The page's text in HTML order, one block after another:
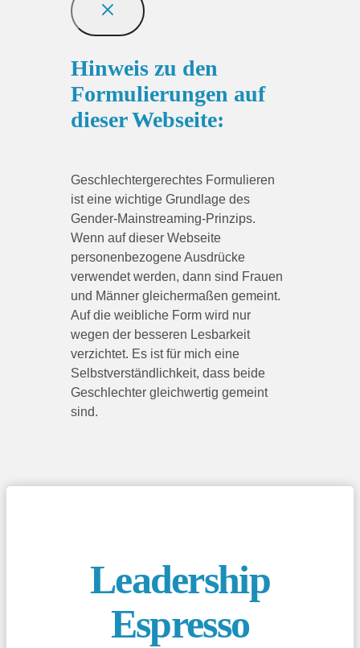
Hinweis zu den
Formulierungen auf
dieser Webseite:
Geschlechtergerechtes Formulieren
ist eine wichtige Grundlage des
Gender-Mainstreaming-Prinzips.
Wenn auf dieser Webseite
personenbezogene Ausdrücke
verwendet werden, dann sind Frauen
und Männer gleichermaßen gemeint.
Auf die weibliche Form wird nur
wegen der besseren Lesbarkeit
verzichtet. Es ist für mich eine
Selbstverständlichkeit, dass beide
Geschlechter gleichwertig gemeint
sind.
Leadership
Espresso